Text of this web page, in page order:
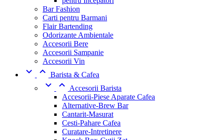
Bar Fashion
Carti pentru Barmani
Flair Bartending
Odorizante Ambientale
Accesorii Bere
Accesorii Sampanie
Accesorii Vin
  Barista & Cafea
  Accesorii Barista
Accesorii-Piese Aparate Cafea
Alternative-Brew Bar
Cantarit-Masurat
Cesti-Pahare Cafea
Curatare-Intretinere